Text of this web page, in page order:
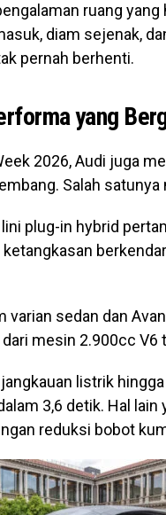
ruang yang
diam sejenak,
pernah berhenti.
yang
2026, Audi juga
Salah satunya
plug-in hybrid
varian sedan dan
mesin 2.900cc
listrik
3,6 detik. Hal
reduksi bobot